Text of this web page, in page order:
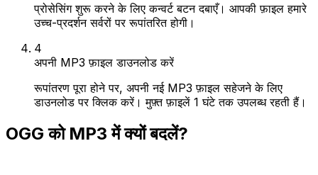
प्रोसेसिंग शुरू करने के लिए कन्वर्ट बटन दबाएँ। आपकी फ़ाइल हमारे
उच्च-प्रदर्शन सर्वरों पर रूपांतरित होगी।
4
अपनी MP3 फ़ाइल डाउनलोड करें
रूपांतरण पूरा होने पर, अपनी नई MP3 फ़ाइल सहेजने के लिए
डाउनलोड पर क्लिक करें। मुफ़्त फ़ाइलें 1 घंटे तक उपलब्ध रहती हैं।
OGG को MP3 में क्यों बदलें?